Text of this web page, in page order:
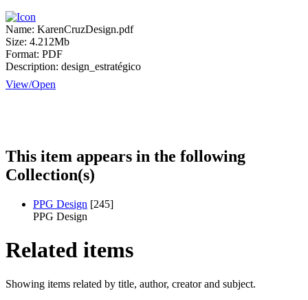
Name: KarenCruzDesign.pdf
Size: 4.212Mb
Format: PDF
Description: design_estratégico
View/Open
This item appears in the following
Collection(s)
PPG Design [245]
PPG Design
Related items
Showing items related by title, author, creator and subject.